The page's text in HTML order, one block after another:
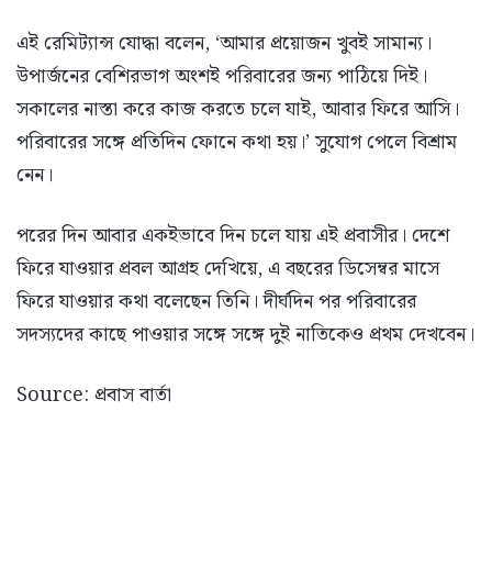
এই রেমিট্যান্স যোদ্ধা বলেন, ‘আমার প্রয়োজন খুবই সামান্য।
উপার্জনের বেশিরভাগ অংশই পরিবারের জন্য পাঠিয়ে দিই।
সকালের নাস্তা করে কাজ করতে চলে যাই, আবার ফিরে আসি।
পরিবারের সঙ্গে প্রতিদিন ফোনে কথা হয়।’ সুযোগ পেলে বিশ্রাম
নেন।
পরের দিন আবার একইভাবে দিন চলে যায় এই প্রবাসীর। দেশে
ফিরে যাওয়ার প্রবল আগ্রহ দেখিয়ে, এ বছরের ডিসেম্বর মাসে
ফিরে যাওয়ার কথা বলেছেন তিনি। দীর্ঘদিন পর পরিবারের
সদস্যদের কাছে পাওয়ার সঙ্গে সঙ্গে দুই নাতিকেও প্রথম দেখবেন।
Source: প্রবাস বার্তা